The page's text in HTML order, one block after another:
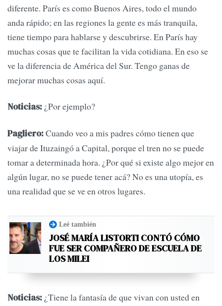
diferente. París es como Buenos Aires, todo el mundo
anda rápido; en las regiones la gente es más tranquila,
tiene tiempo para hablarse y descubrirse. En París hay
muchas cosas que te facilitan la vida cotidiana. En eso se
ve la diferencia de América del Sur. Tengo ganas de
mejorar muchas cosas aquí.
Noticias: ¿Por ejemplo?
Pagliero:Cuando veo a mis padres cómo tienen que
viajar de Ituzaingó a Capital, porque el tren no se puede
tomar a determinada hora. ¿Por qué si existe algo mejor en
algún lugar, no se puede tener acá? No es una utopía, es
una realidad que se ve en otros lugares.
Leé también
JOSÉ MARÍA LISTORTI CONTÓ CÓMO
FUE SER COMPAÑERO DE ESCUELA DE
LOS MILEI
Noticias: ¿Tiene la fantasía de que vivan con usted en